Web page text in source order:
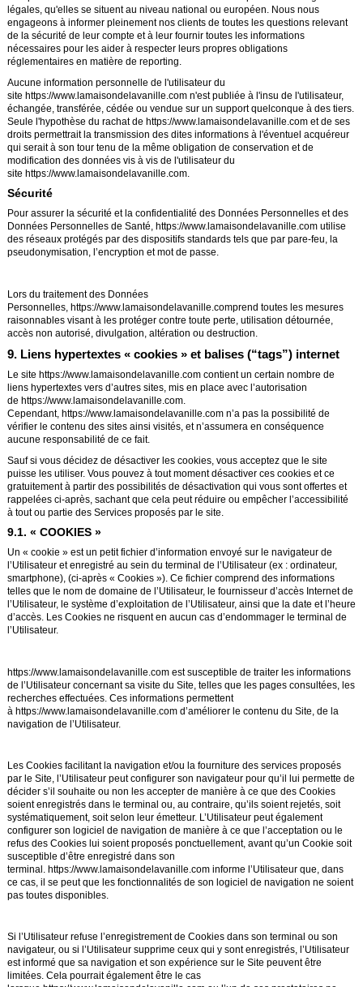
légales, qu'elles se situent au niveau national ou européen. Nous nous
engageons à informer pleinement nos clients de toutes les questions relevant
de la sécurité de leur compte et à leur fournir toutes les informations
nécessaires pour les aider à respecter leurs propres obligations
réglementaires en matière de reporting.
Aucune information personnelle de l'utilisateur du
site https://www.lamaisondelavanille.com n'est publiée à l'insu de l'utilisateur,
échangée, transférée, cédée ou vendue sur un support quelconque à des tiers.
Seule l'hypothèse du rachat de https://www.lamaisondelavanille.com et de ses
droits permettrait la transmission des dites informations à l'éventuel acquéreur
qui serait à son tour tenu de la même obligation de conservation et de
modification des données vis à vis de l'utilisateur du
site https://www.lamaisondelavanille.com.
Sécurité
Pour assurer la sécurité et la confidentialité des Données Personnelles et des
Données Personnelles de Santé, https://www.lamaisondelavanille.com utilise
des réseaux protégés par des dispositifs standards tels que par pare-feu, la
pseudonymisation, l’encryption et mot de passe.
Lors du traitement des Données
Personnelles, https://www.lamaisondelavanille.comprend toutes les mesures
raisonnables visant à les protéger contre toute perte, utilisation détournée,
accès non autorisé, divulgation, altération ou destruction.
9. Liens hypertextes « cookies » et balises (“tags”) internet
Le site https://www.lamaisondelavanille.com contient un certain nombre de
liens hypertextes vers d’autres sites, mis en place avec l’autorisation
de https://www.lamaisondelavanille.com.
Cependant, https://www.lamaisondelavanille.com n’a pas la possibilité de
vérifier le contenu des sites ainsi visités, et n’assumera en conséquence
aucune responsabilité de ce fait.
Sauf si vous décidez de désactiver les cookies, vous acceptez que le site
puisse les utiliser. Vous pouvez à tout moment désactiver ces cookies et ce
gratuitement à partir des possibilités de désactivation qui vous sont offertes et
rappelées ci-après, sachant que cela peut réduire ou empêcher l’accessibilité
à tout ou partie des Services proposés par le site.
9.1. « COOKIES »
Un « cookie » est un petit fichier d’information envoyé sur le navigateur de
l’Utilisateur et enregistré au sein du terminal de l’Utilisateur (ex : ordinateur,
smartphone), (ci-après « Cookies »). Ce fichier comprend des informations
telles que le nom de domaine de l’Utilisateur, le fournisseur d’accès Internet de
l’Utilisateur, le système d’exploitation de l’Utilisateur, ainsi que la date et l’heure
d’accès. Les Cookies ne risquent en aucun cas d’endommager le terminal de
l’Utilisateur.
https://www.lamaisondelavanille.com est susceptible de traiter les informations
de l’Utilisateur concernant sa visite du Site, telles que les pages consultées, les
recherches effectuées. Ces informations permettent
à https://www.lamaisondelavanille.com d’améliorer le contenu du Site, de la
navigation de l’Utilisateur.
Les Cookies facilitant la navigation et/ou la fourniture des services proposés
par le Site, l’Utilisateur peut configurer son navigateur pour qu’il lui permette de
décider s’il souhaite ou non les accepter de manière à ce que des Cookies
soient enregistrés dans le terminal ou, au contraire, qu’ils soient rejetés, soit
systématiquement, soit selon leur émetteur. L’Utilisateur peut également
configurer son logiciel de navigation de manière à ce que l’acceptation ou le
refus des Cookies lui soient proposés ponctuellement, avant qu’un Cookie soit
susceptible d’être enregistré dans son
terminal. https://www.lamaisondelavanille.com informe l’Utilisateur que, dans
ce cas, il se peut que les fonctionnalités de son logiciel de navigation ne soient
pas toutes disponibles.
Si l’Utilisateur refuse l’enregistrement de Cookies dans son terminal ou son
navigateur, ou si l’Utilisateur supprime ceux qui y sont enregistrés, l’Utilisateur
est informé que sa navigation et son expérience sur le Site peuvent être
limitées. Cela pourrait également être le cas